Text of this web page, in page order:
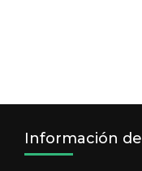
Información